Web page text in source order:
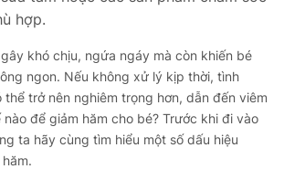
hợp.
khó chịu, ngứa ngáy mà còn khiến bé
ngon. Nếu không xử lý kịp thời, tình
trở nên nghiêm trọng hơn, dẫn đến viêm
nào để giảm hăm cho bé? Trước khi đi vào
ta hãy cùng tìm hiểu một số dấu hiệu